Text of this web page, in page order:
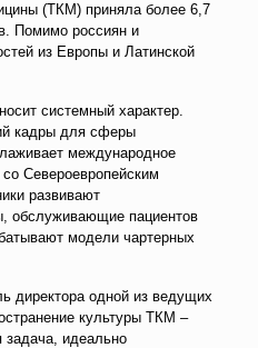
(ТКМ) приняла более 6,7
Помимо россиян и
из Европы и Латинской
системный характер.
кадры для сферы
международное
Североевропейским
развивают
обслуживающие пациентов
модели чартерных
директора одной из ведущих
культуры ТКМ –
задача, идеально